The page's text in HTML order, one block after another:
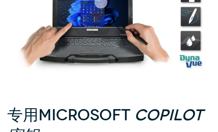
专用MICROSOFT COPILOT